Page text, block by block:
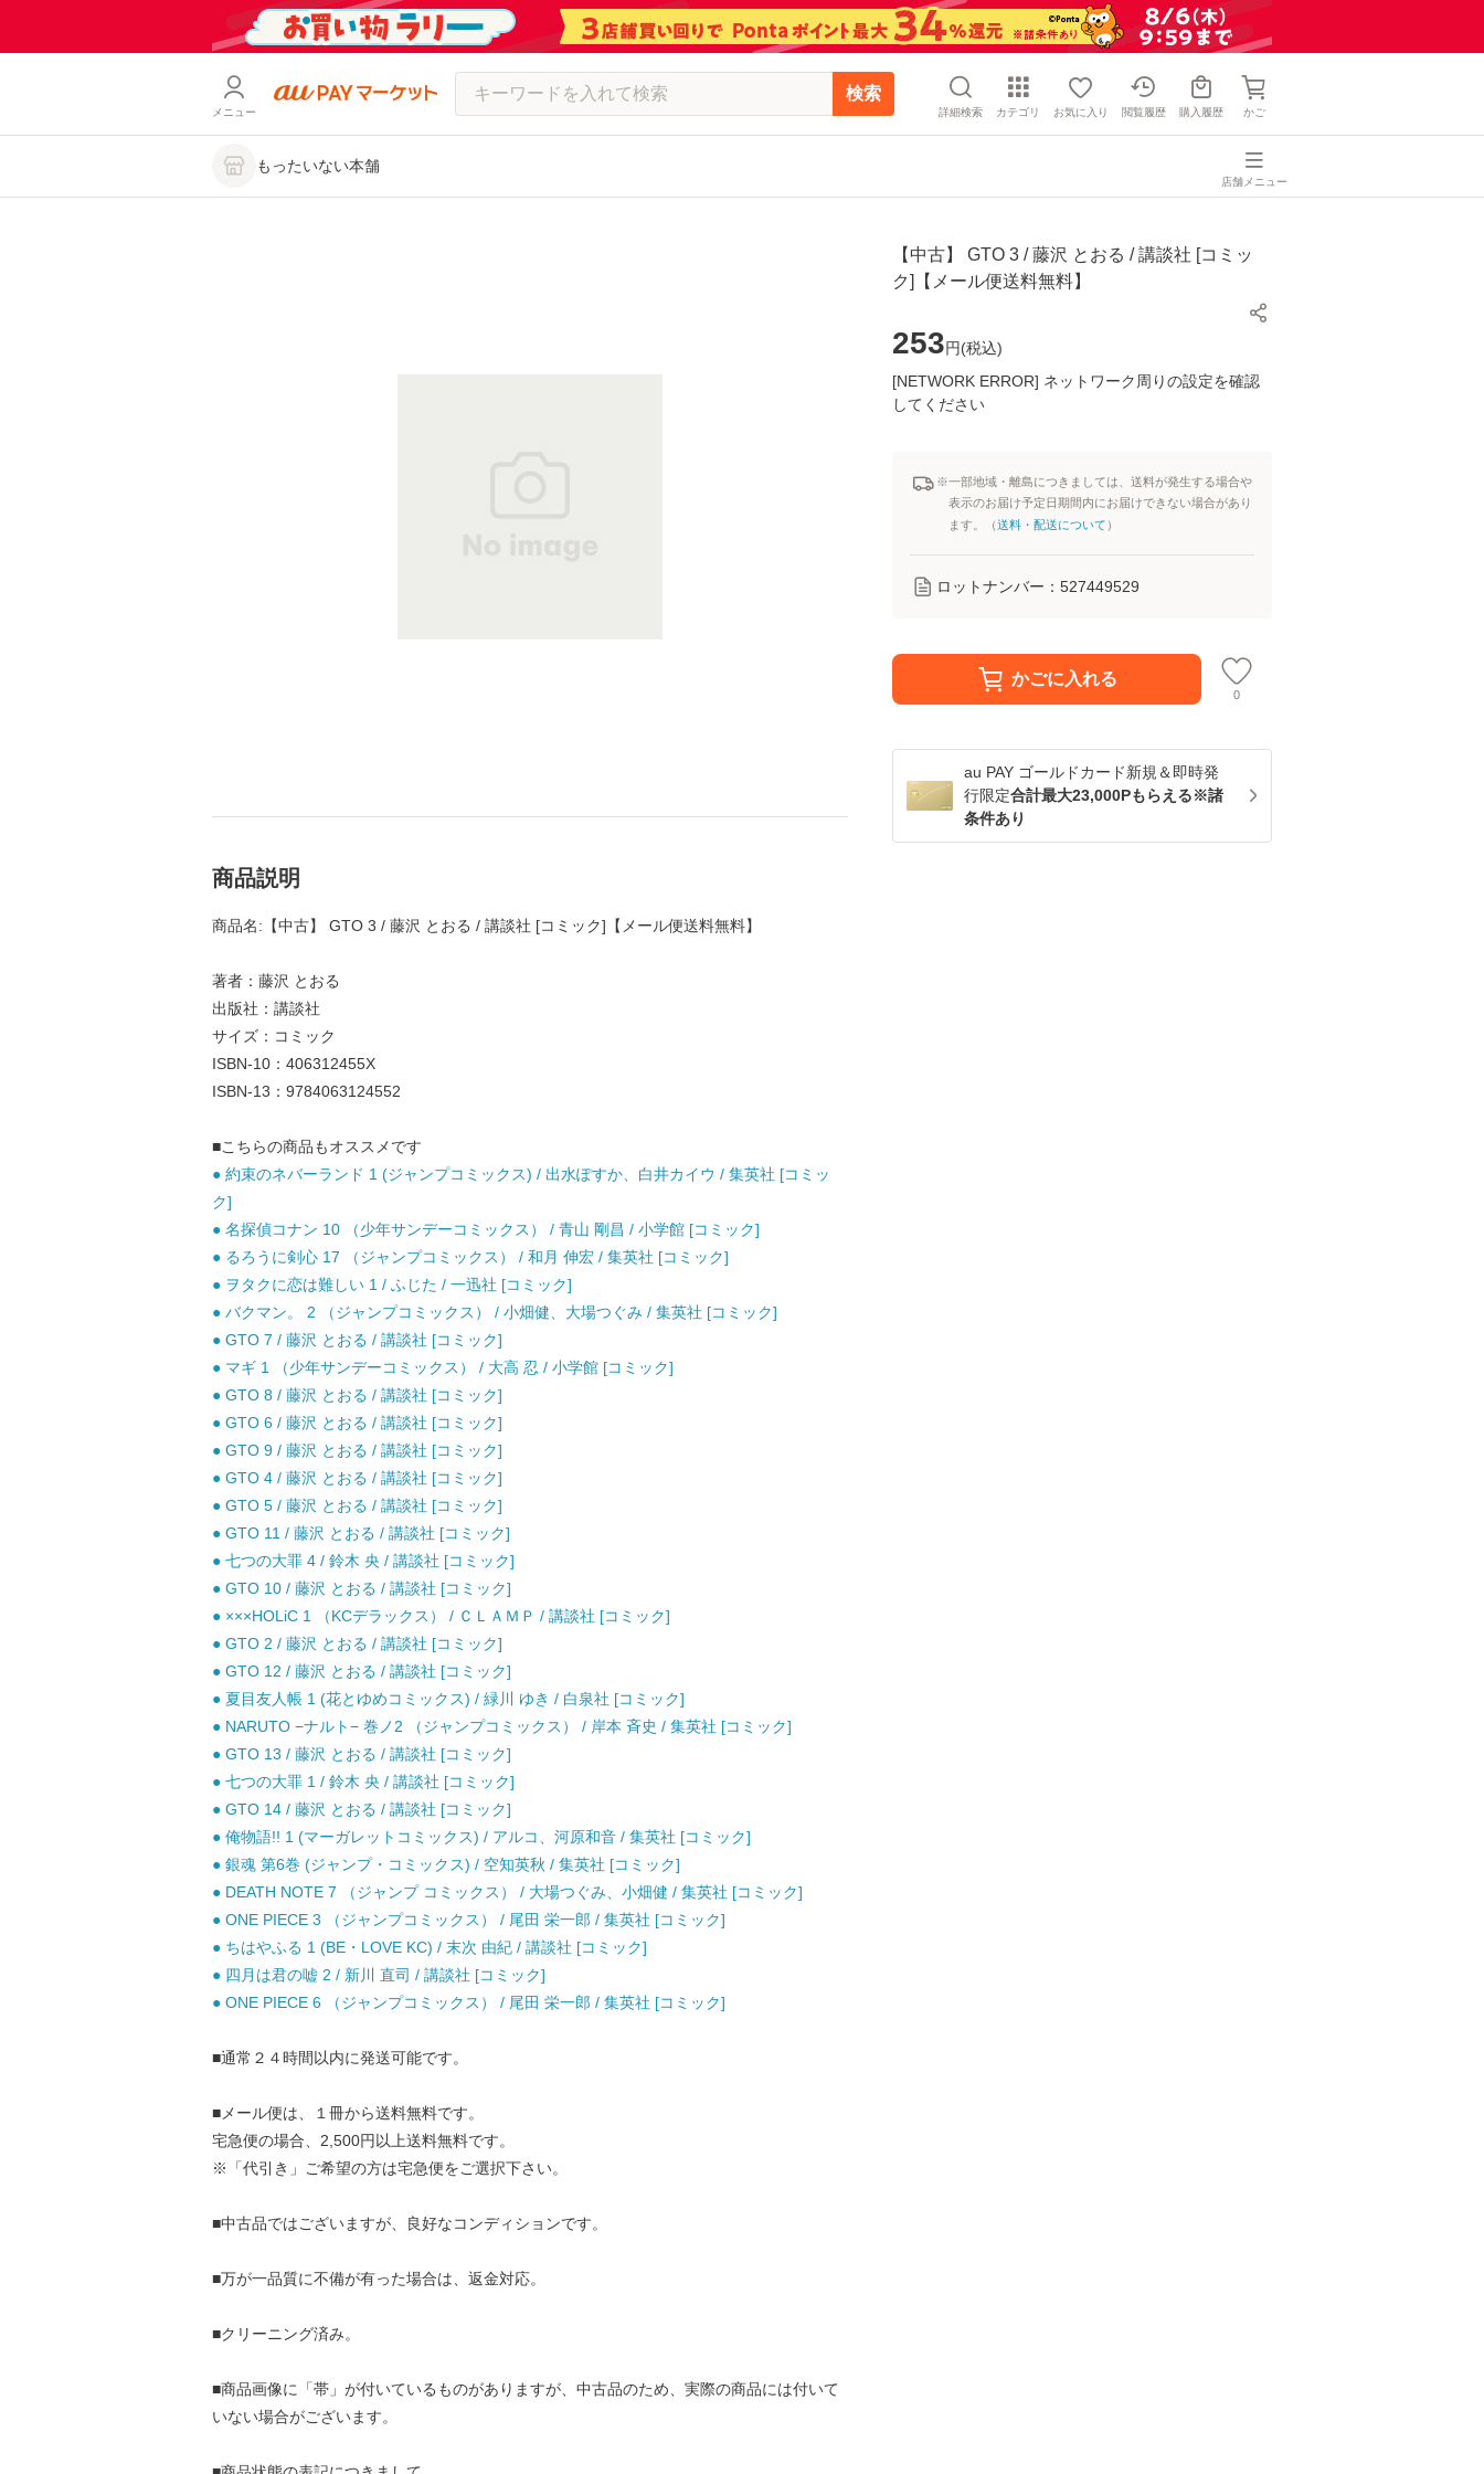
メニュー
検索
詳細検索 カテゴリ お気に入り 閲覧履歴 購入履歴 かご
もったいない本舗
店舗メニュー
【中古】 GTO 3 / 藤沢 とおる / 講談社 [コミッ
ク]【メール便送料無料】
253円(税込)
[NETWORK ERROR] ネットワーク周りの設定を確認
してください
※一部地域・離島につきましては、送料が発生する場合や
表示のお届け予定日期間内にお届けできない場合があり
ます。（送料・配送について ）
ロットナンバー： 527449529
かごに入れる
0
au PAY ゴールドカード新規＆即時発
行限定合計最大23,000Pもらえる※諸
条件あり
商品説明
商品名:【中古】 GTO 3 / 藤沢 とおる / 講談社 [コミック]【メール便送料無料】
著者：藤沢 とおる
出版社：講談社
サイズ：コミック
ISBN-10：406312455X
ISBN-13：9784063124552
■こちらの商品もオススメです
● 約束のネバーランド 1 (ジャンプコミックス) / 出水ぽすか、白井カイウ / 集英社 [コミッ
ク]
● 名探偵コナン 10 （少年サンデーコミックス） / 青山 剛昌 / 小学館 [コミック]
● るろうに剣心 17 （ジャンプコミックス） / 和月 伸宏 / 集英社 [コミック]
● ヲタクに恋は難しい 1 / ふじた / 一迅社 [コミック]
● バクマン。 2 （ジャンプコミックス） / 小畑健、大場つぐみ / 集英社 [コミック]
● GTO 7 / 藤沢 とおる / 講談社 [コミック]
● マギ 1 （少年サンデーコミックス） / 大高 忍 / 小学館 [コミック]
● GTO 8 / 藤沢 とおる / 講談社 [コミック]
● GTO 6 / 藤沢 とおる / 講談社 [コミック]
● GTO 9 / 藤沢 とおる / 講談社 [コミック]
● GTO 4 / 藤沢 とおる / 講談社 [コミック]
● GTO 5 / 藤沢 とおる / 講談社 [コミック]
● GTO 11 / 藤沢 とおる / 講談社 [コミック]
● 七つの大罪 4 / 鈴木 央 / 講談社 [コミック]
● GTO 10 / 藤沢 とおる / 講談社 [コミック]
● ×××HOLiC 1 （KCデラックス） / ＣＬＡＭＰ / 講談社 [コミック]
● GTO 2 / 藤沢 とおる / 講談社 [コミック]
● GTO 12 / 藤沢 とおる / 講談社 [コミック]
● 夏目友人帳 1 (花とゆめコミックス) / 緑川 ゆき / 白泉社 [コミック]
● NARUTO −ナルト− 巻ノ2 （ジャンプコミックス） / 岸本 斉史 / 集英社 [コミック]
● GTO 13 / 藤沢 とおる / 講談社 [コミック]
● 七つの大罪 1 / 鈴木 央 / 講談社 [コミック]
● GTO 14 / 藤沢 とおる / 講談社 [コミック]
● 俺物語!! 1 (マーガレットコミックス) / アルコ、河原和音 / 集英社 [コミック]
● 銀魂 第6巻 (ジャンプ・コミックス) / 空知英秋 / 集英社 [コミック]
● DEATH NOTE 7 （ジャンプ コミックス） / 大場つぐみ、小畑健 / 集英社 [コミック]
● ONE PIECE 3 （ジャンプコミックス） / 尾田 栄一郎 / 集英社 [コミック]
● ちはやふる 1 (BE・LOVE KC) / 末次 由紀 / 講談社 [コミック]
● 四月は君の嘘 2 / 新川 直司 / 講談社 [コミック]
● ONE PIECE 6 （ジャンプコミックス） / 尾田 栄一郎 / 集英社 [コミック]
■通常２４時間以内に発送可能です。
■メール便は、１冊から送料無料です。
宅急便の場合、2,500円以上送料無料です。
※「代引き」ご希望の方は宅急便をご選択下さい。
■中古品ではございますが、良好なコンディションです。
■万が一品質に不備が有った場合は、返金対応。
■クリーニング済み。
■商品画像に「帯」が付いているものがありますが、中古品のため、実際の商品には付いて
いない場合がございます。